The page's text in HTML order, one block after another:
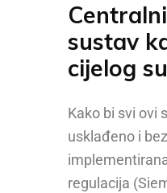
sustav
cijelog
Kako bi svi ovi
usklađeno i
regulacija